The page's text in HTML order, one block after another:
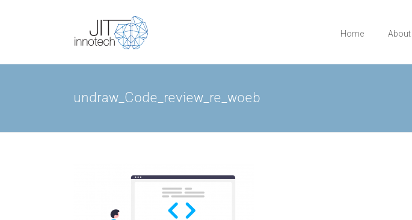
JIT
Innotech
Solution
For
Home About
undraw_Code_review_re_woeb